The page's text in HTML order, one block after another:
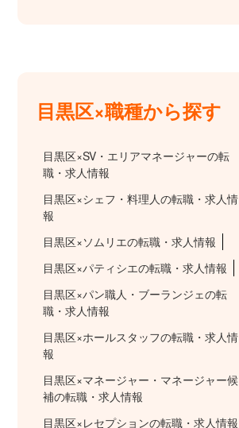
目黒区×職種から探す
目黒区×SV・エリアマネージャーの転
職・求人情報
目黒区×シェフ・料理人の転職・求人情
報
目黒区×ソムリエの転職・求人情報
目黒区×パティシエの転職・求人情報
目黒区×パン職人・ブーランジェの転
職・求人情報
目黒区×ホールスタッフの転職・求人情
報
目黒区×マネージャー・マネージャー候
補の転職・求人情報
目黒区×レセプションの転職・求人情報